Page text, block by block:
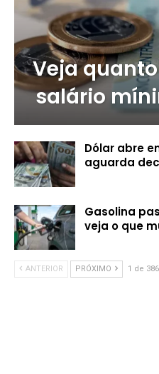
Veja
salário
Dólar abre
aguarda
Gasolina
veja o que
ANTERIOR PRÓXIMO 1 de 386